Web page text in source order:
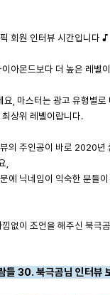
회원 인터뷰 시간입니다 ♪
아몬드보다 더 높은 레벨
요, 마스터는 광고 유형별
상위 레벨이랍니다.
의 주인공이 바로 2020년
,
에 닉네임이 익숙한 분들
없이 조언을 해주신 북극
들 30. 북극곰님 인터뷰